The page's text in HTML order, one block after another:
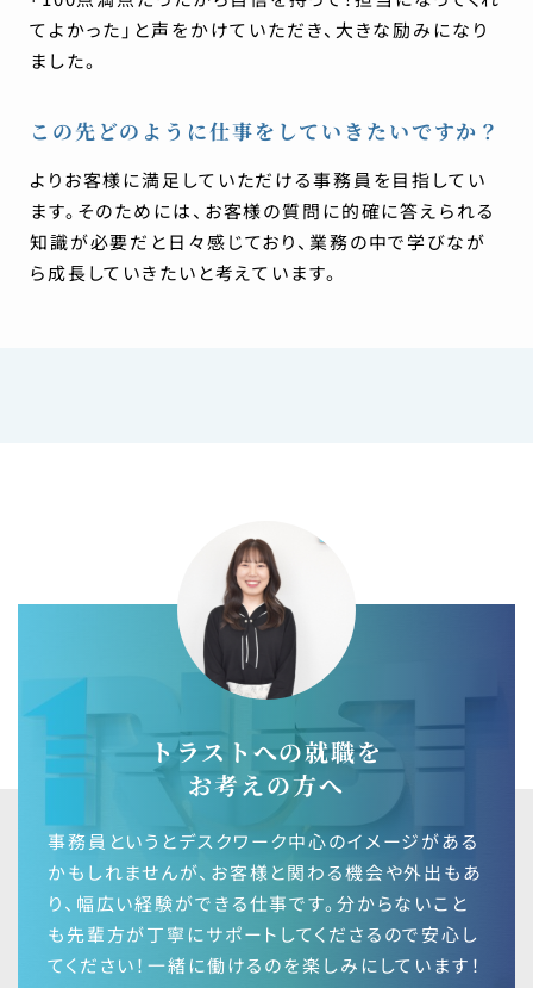
てよかった」と声をかけていただき、大きな励みになり
ました。
この先どのように仕事をしていきたいですか？
よりお客様に満足していただける事務員を目指してい
ます。そのためには、お客様の質問に的確に答えられる
知識が必要だと日々感じており、業務の中で学びなが
ら成長していきたいと考えています。
トラストへの就職を
お考えの方へ
事務員というとデスクワーク中心のイメージがある
かもしれませんが、お客様と関わる機会や外出もあ
り、幅広い経験ができる仕事です。分からないこと
も先輩方が丁寧にサポートしてくださるので安心し
てください！一緒に働けるのを楽しみにしています！